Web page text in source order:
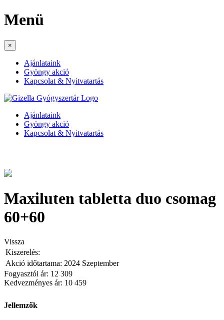
Menü
×
Ajánlataink
Gyöngy akció
Kapcsolat & Nyitvatartás
Ajánlataink
Gyöngy akció
Kapcsolat & Nyitvatartás
Maxiluten tabletta duo csomag
60+60
Vissza
Kiszerelés:
Akció időtartama: 2024 Szeptember
Fogyasztói ár: 12 309
Kedvezményes ár: 10 459
Jellemzők